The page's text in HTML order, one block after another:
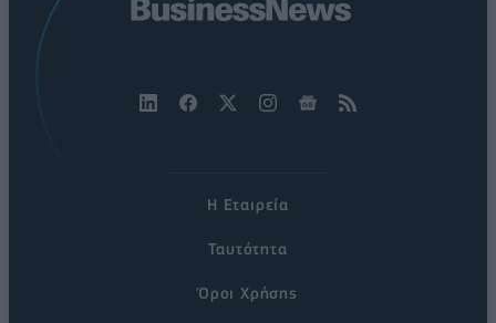
Η Εταιρεία
Ταυτότητα
Όροι Χρήσης